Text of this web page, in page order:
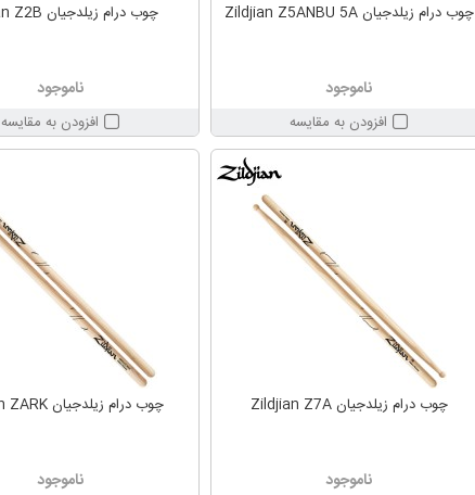
چوب درام زیلدجیان Zildjian Z5ANBU 5A
ناموجود
افزودن به مقایسه
چوب درام زیلدجیان Zildjian Z2B
ناموجود
افزودن به مقایسه
چوب درام زیلدجیان Zildjian Z7A
ناموجود
چوب درام زیلدجیان Zildjian ZARK
ناموجود